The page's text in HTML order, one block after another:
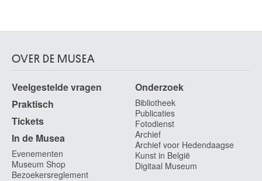
OVER DE MUSEA
Veelgestelde vragen
Praktisch
Tickets
In de Musea
Evenementen
Museum Shop
Bezoekersreglement
Onderzoek
Bibliotheek
Publicaties
Fotodienst
Archief
Archief voor Hedendaagse
Kunst in België
Digitaal Museum